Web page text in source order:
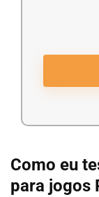
Como eu
para jogos